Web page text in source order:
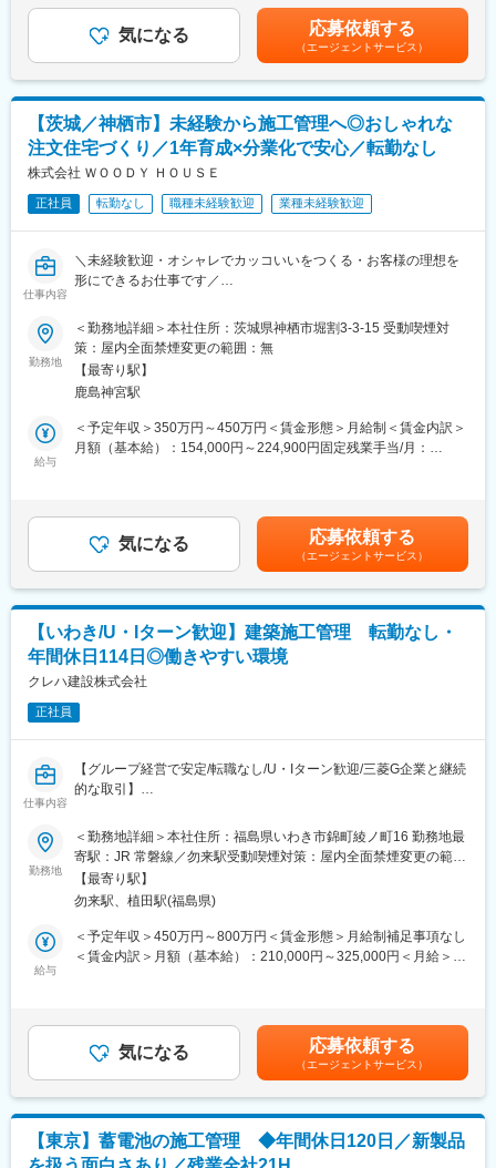
1986年創業の山梨に根ざした不動産・住宅企業です。
分譲開発、注文住宅、不動産賃貸、リフォームなど住まい全般を
幅広く展開し、地域の発展と快適な住空間づくりに貢献していま
す。
甲府や昭和町、富士吉田に展示場を構え、お客様の理想の暮らし
に寄り添う提案を続けています。
変更の範囲：会社の定める業務
■職務概要：
施工管理（現場監督）として、注文住宅の現場統括をお任せしま
す。
積算・発注・請求処理は専任部署が担当しており、施工管理は現
場マネジメントに専念可能。進行管理と人のコントロールに集中
できるため、経験を最大限発揮できる環境です。
■職務概要：
施工管理（現場監督）として、注文住宅の現場統括をお任せしま
す。工程管理を軸に、現場全体をコントロールする“現場の責任
者”としてご活躍いただきます。
・工程管理（スケジュール管理）※メイン業務
・協力業者の手配、職人への指示出し
・安全管理、品質管理
・現場全体の進行管理
現場マネジメントに専念できます。
※「何でもやる施工管理」ではなく、「現場を動かすこと」に集中
事業拡大に伴う増員募集です。少数精鋭の体制で現場を運営して
いるため、即戦力として現場を任せられる経験者を求めていま
す。職人との折衝力や現場統率力を活かし、安定した品質で現場
を回せる方を歓迎します。
■当社の特徴：
分業体制により業務負担を最適化、住宅業界に多い長時間労働を
抑制しており無理なく現場に集中できる環境を実現しています。
量ではなく質にこだわりたい施工管理にとって、長く力を発揮で
変更の範囲：会社の定める業務
実績：年2回(2.5か月／前年度実績) 実績に応じて支給■昇給：
6,540円～26,700円(ベースアップ込みの前年度実績)※経験等を考
慮し、別途役職手当／査定給を支給。賃金はあくまでも目安の金
額であり、選考を通じて上下する可能性があります。月給(月額)は
固定手当を含めた表記です。
気になる 応募依頼する
（エージェントサービス）
【茨城／神栖市】未経験から施工管理へ◎おしゃれな
注文住宅づくり／1年育成×分業化で安心／転勤なし
株式会社 ＷＯＯＤＹ ＨＯＵＳＥ
正社員 転勤なし 職種未経験歓迎 業種未経験歓迎
仕事内容
＼未経験歓迎・オシャレでカッコいいをつくる・お客様の理想を
形にできるお仕事です／
未経験から腰を据えて“家づくりのプロ”として成長できる環境あり
◎
デザイン性にこだわった住宅の施工管理を担当していただけま
す。
■施工管理とは
工事の進行を管理しながら、安全面・品質面を守り、完成まで導
■採用背景■
事業拡大に伴う増員募集です。現在は少数精鋭で現場を運営して
■入社後のイメージについて
入社後は外部研修でビジネスマナーを基礎から学び、その後約2か
月間は先輩社員に同行しながら現場を理解します。
並行してロールプレイやCAD操作も習得し、段階的にスキルを身
につけていただきます。
独り立ちまでは1年程度を想定しており、未経験でも安心して成長
できる育成体制を整えています。
■どのような業務からスタートできる？
サポートや簡単な書類作成など無理のない業務からお任せしま
す。
■組織構成
50代の設計経験なども豊富な方から教育、サポートを受けること
ができます。
■当社の特徴
株式会社ＷＯＯＤＹ ＨＯＵＳＥは地域に根差したハウスメーカー
として、多くのお客様から信頼をいただいてきました。安定した
基盤を持つ材木商社の関連会社のもとで事業を展開しており、安
心して長く働ける環境が整っています。
勤務地
＜勤務地詳細＞本社住所：茨城県神栖市堀割3-3-15 受動喫煙対
策：屋内全面禁煙変更の範囲：無
【最寄り駅】
鹿島神宮駅
給与
＜予定年収＞350万円～450万円＜賃金形態＞月給制＜賃金内訳＞
月額（基本給）：154,000円～224,900円固定残業手当/月：
実績：年2回(2.5か月／前年度実績) 実績に応じて支給■昇給：
6,540円～26,700円(ベースアップ込みの前年度実績)※経験等を考
慮し、別途役職手当／査定給を支給。賃金はあくまでも目安の金
額であり、選考を通じて上下する可能性があります。月給(月額)は
固定手当を含めた表記です。
気になる 応募依頼する
（エージェントサービス）
【いわき/U・Iターン歓迎】建築施工管理 転勤なし・
年間休日114日◎働きやすい環境
クレハ建設株式会社
正社員
仕事内容
【グループ経営で安定/転職なし/U・Iターン歓迎/三菱G企業と継続
的な取引】
■業務内容：【変更の範囲：会社の定める業務】
主にいわき市内の現場にて、商業施設、工場、事務所等の一般大
型建築工事に関する施工管理業務に携わります。設計図に基づい
て、施工計画通りに進行するよう監督、安全管理を行い、技術的
な指導を担当します
■福利厚生
など安心かつ快適に就業いただける制度を多数用意しておりま
す。
式会社として分離独立して始まりました。以来、福島県と茨城県
を中心に、建築・土木・住宅およびプラント関連など幅広い分野
勤務地
＜勤務地詳細＞本社住所：福島県いわき市錦町綾ノ町16 勤務地最
寄駅：JR 常磐線／勿来駅受動喫煙対策：屋内全面禁煙変更の範
囲：本文参照
【最寄り駅】
勿来駅、植田駅(福島県)
給与
＜予定年収＞450万円～800万円＜賃金形態＞月給制補足事項なし
＜賃金内訳＞月額（基本給）：210,000円～325,000円＜月給＞
あり、選考を通じて上下する可能性があります。月給(月額)は固定
手当を含めた表記です。
気になる 応募依頼する
（エージェントサービス）
【東京】蓄電池の施工管理 ◆年間休日120日／新製品